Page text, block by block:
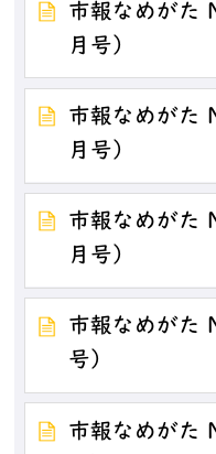
市報なめがた
月号）
市報なめがた
月号）
市報なめがた
月号）
市報なめがた
号）
市報なめがた